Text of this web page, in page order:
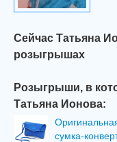
Сейчас Татьяна
розыгрышах
Розыгрыши, в
Татьяна Ионова:
сумка-